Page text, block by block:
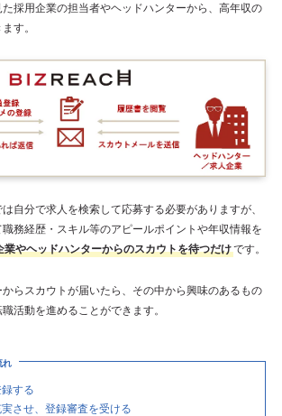
採用企業の担当者やヘッドハンターから、高年収の
す。
自分で求人を検索して応募する必要がありますが、
務経歴・スキル等のアピールポイントや年収情報を
業やヘッドハンターからのスカウトを待つだけです。
らスカウトが届いたら、その中から興味のあるもの
活動を進めることができます。
れ
する
させ、登録審査を受ける